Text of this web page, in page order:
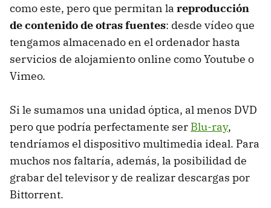
como este, pero que permitan la reproducción
de contenido de otras fuentes: desde vídeo que
tengamos almacenado en el ordenador hasta
servicios de alojamiento online como Youtube o
Vimeo.
Si le sumamos una unidad óptica, al menos DVD
pero que podría perfectamente ser Blu-ray,
tendríamos el dispositivo multimedia ideal. Para
muchos nos faltaría, además, la posibilidad de
grabar del televisor y de realizar descargas por
Bittorrent.